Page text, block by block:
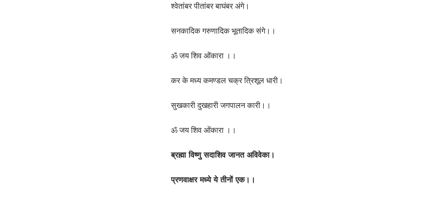
श्वेतांबर पीतांबर बाघंबर अंगे।
सनकादिक गरुणादिक भूतादिक संगे।।
ॐ जय शिव ओंकारा ।।
कर के मध्य कमण्डल चक्र त्रिशूल धारी।
सुखकारी दुखहारी जगपालन कारी।।
ॐ जय शिव ओंकारा ।।
ब्रह्मा विष्णु सदाशिव जानत अविवेका।
प्रणवाक्षर मध्ये ये तीनों एक।।